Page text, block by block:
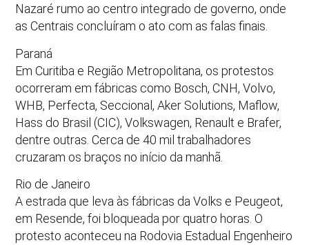
Nazaré rumo ao centro integrado de governo, onde
as Centrais concluíram o ato com as falas finais.
Paraná
Em Curitiba e Região Metropolitana, os protestos
ocorreram em fábricas como Bosch, CNH, Volvo,
WHB, Perfecta, Seccional, Aker Solutions, Maflow,
Hass do Brasil (CIC), Volkswagen, Renault e Brafer,
dentre outras. Cerca de 40 mil trabalhadores
cruzaram os braços no início da manhã.
Rio de Janeiro
A estrada que leva às fábricas da Volks e Peugeot,
em Resende, foi bloqueada por quatro horas. O
protesto aconteceu na Rodovia Estadual Engenheiro